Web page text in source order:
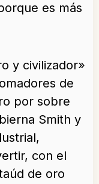
es más
y civilizador»
de
por sobre
Smith y
con el
de oro